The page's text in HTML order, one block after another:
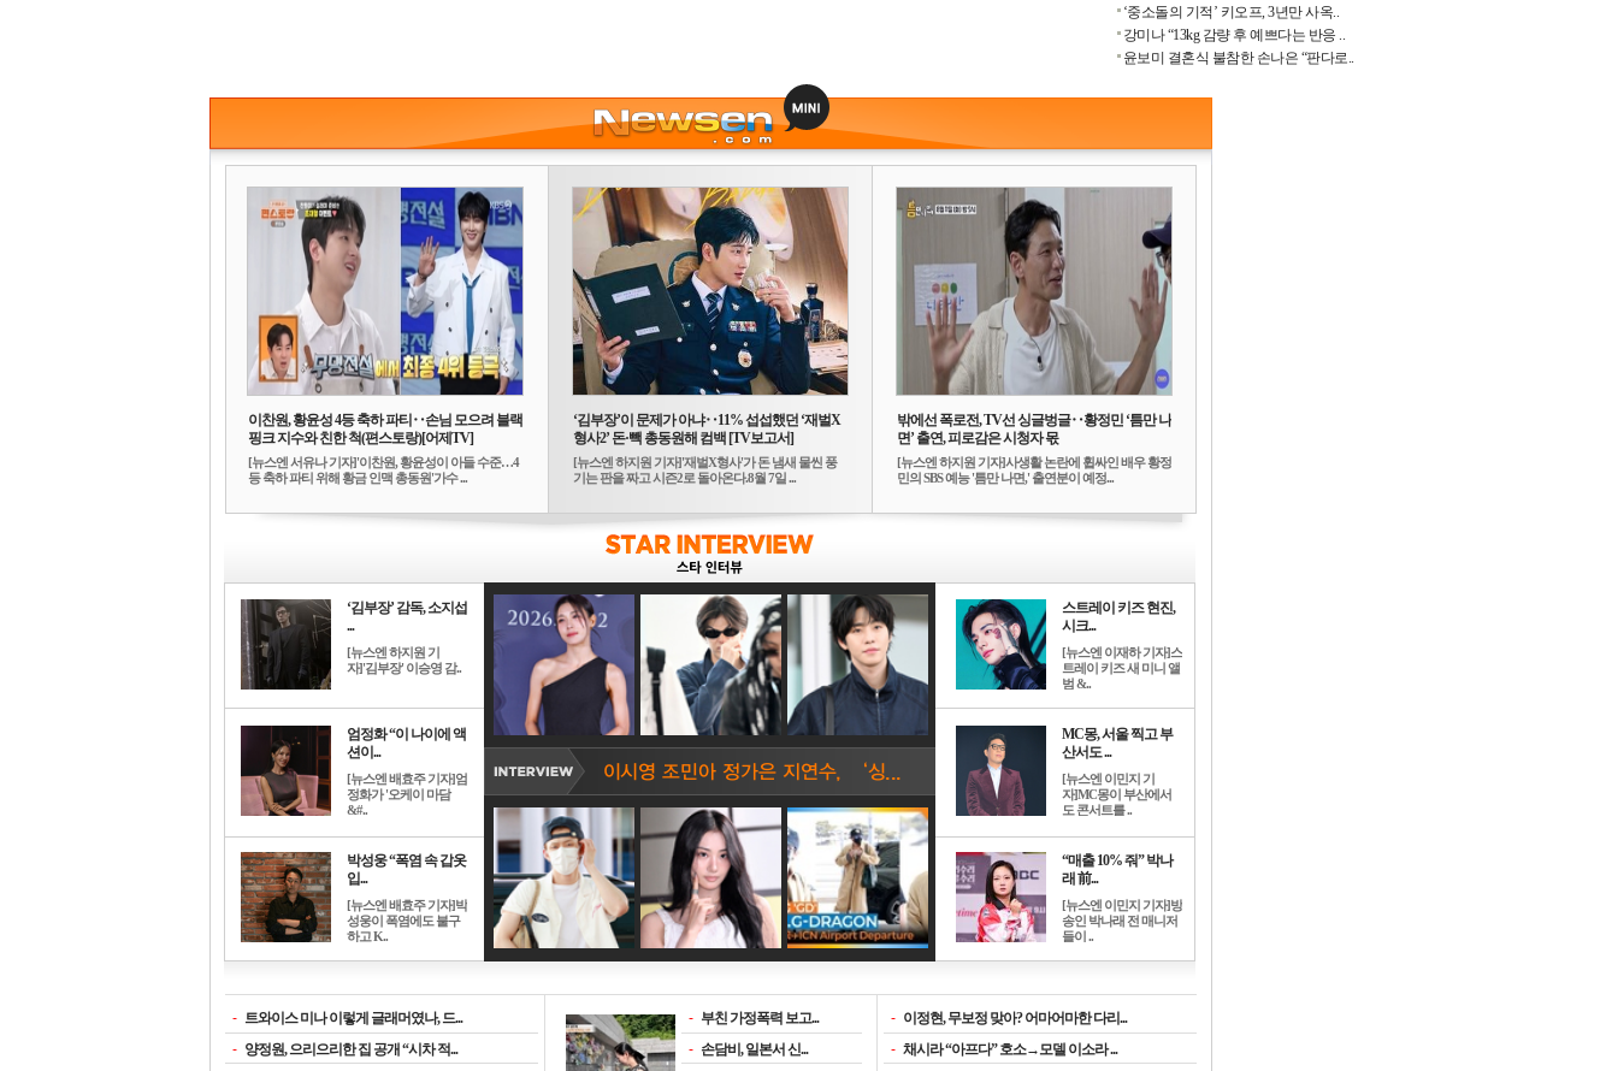
‘중소돌의 기적’ 키오프, 3년만 사옥..
강미나 “13kg 감량 후 예쁘다는 반응 ..
윤보미 결혼식 불참한 손나은 “판다로..
이찬원, 황윤성 4등 축하 파티‥손님 모으려 블랙
핑크 지수와 친한 척(편스토랑)[어제TV]
[뉴스엔 서유나 기자]'이찬원, 황윤성이 아들 수준…4
등 축하 파티 위해 황금 인맥 총동원'가수 ...
‘김부장’이 문제가 아냐‥11% 섭섭했던 ‘재벌X
형사2’ 돈·빽 총동원해 컴백 [TV보고서]
[뉴스엔 하지원 기자]'재벌X형사'가 돈 냄새 물씬 풍
기는 판을 짜고 시즌2로 돌아온다.8월 7일 ...
밖에선 폭로전, TV선 싱글벙글‥황정민 ‘틈만 나
면’ 출연, 피로감은 시청자 몫
[뉴스엔 하지원 기자]사생활 논란에 휩싸인 배우 황정
민의 SBS 예능 '틈만 나면,' 출연분이 예정...
‘김부장’ 감독, 소지섭
...
[뉴스엔 하지원 기
자]'김부장' 이승영 감..
엄정화 “이 나이에 액
션이...
[뉴스엔 배효주 기자]엄
정화가 '오케이 마담
&#..
박성웅 “폭염 속 갑옷
입...
[뉴스엔 배효주 기자]박
성웅이 폭염에도 불구
하고 K..
스트레이 키즈 현진,
시크...
[뉴스엔 이재하 기자]스
트레이 키즈 새 미니 앨
범 &..
MC몽, 서울 찍고 부
산서도 ...
[뉴스엔 이민지 기
자]MC몽이 부산에서
도 콘서트를 ..
“매출 10% 줘” 박나
래 前...
[뉴스엔 이민지 기자]방
송인 박나래 전 매니저
들이 ..
- 트와이스 미나 이렇게 글래머였나, 드...
- 양정원, 으리으리한 집 공개 “시차 적...
- 부친 가정폭력 보고...
- 손담비, 일본서 신...
- 이정현, 무보정 맞아? 어마어마한 다리...
- 채시라 “아프다” 호소→모델 이소라 ...